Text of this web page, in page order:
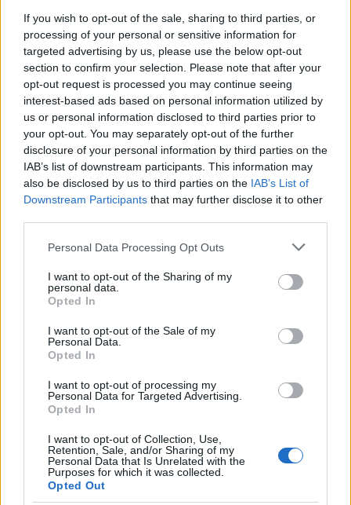
If you wish to opt-out of the sale, sharing to third parties, or
processing of your personal or sensitive information for
targeted advertising by us, please use the below opt-out
section to confirm your selection. Please note that after your
opt-out request is processed you may continue seeing
interest-based ads based on personal information utilized by
us or personal information disclosed to third parties prior to
your opt-out. You may separately opt-out of the further
disclosure of your personal information by third parties on the
IAB’s list of downstream participants. This information may
also be disclosed by us to third parties on the IAB’s List of
Downstream Participants that may further disclose it to other
Please note that this website/app uses one or more Google
not limited to your visit or usage behaviour. You may click to
grant or deny consent to Google and its third-party tags to
use your data for below specified purposes in below Google
consent section.
Personal Data Processing Opt Outs
I want to opt-out of the Sharing of my
personal data.
Opted In
I want to opt-out of the Sale of my
Personal Data.
Opted In
I want to opt-out of processing my
Personal Data for Targeted Advertising.
Opted In
I want to opt-out of Collection, Use,
Retention, Sale, and/or Sharing of my
Personal Data that Is Unrelated with the
Purposes for which it was collected.
Opted Out
καταιγίδες. Τα φαινόμενα πιθανόν κατά τόπους στη
δυτική Θεσσαλία να είναι πρόσκαιρα ισχυρά, όμως
από νωρίς το βράδυ ο καιρός θα βελτιωθεί.
Άνεμοι: Από βόρειες διευθύνσεις 3 με 5 μποφόρ.
Θερμοκρασία: Από 19 έως 36 βαθμούς Κελσίου.
ΚΥΚΛΑΔΕΣ, ΚΡΗΤΗ
Καιρός: Γενικά αίθριος. Πρόσκαιρες νεφώσεις τις
απογευματινές ώρες κατά τόπους στην Κρήτη.
Άνεμοι: Βόρειοι βορειοδυτικοί 4 με 6 μποφόρ.
ΝΗΣΙΑ ΑΝΑΤΟΛΙΚΟΥ ΑΙΓΑΙΟΥ – ΔΩΔΕΚΑΝΗΣΑ
Καιρός: Γενικά αίθριος.